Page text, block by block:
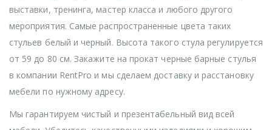
выставки, тренинга, мастер класса и любого другого
мероприятия. Самые распространенные цвета таких
стульев белый и черный. Высота такого стула регулируется
от 59 до 80 см. Закажите на прокат черные барные стулья
в компании RentPro и мы сделаем доставку и расстановку
мебели по нужному адресу.
Мы гарантируем чистый и презентабельный вид всей